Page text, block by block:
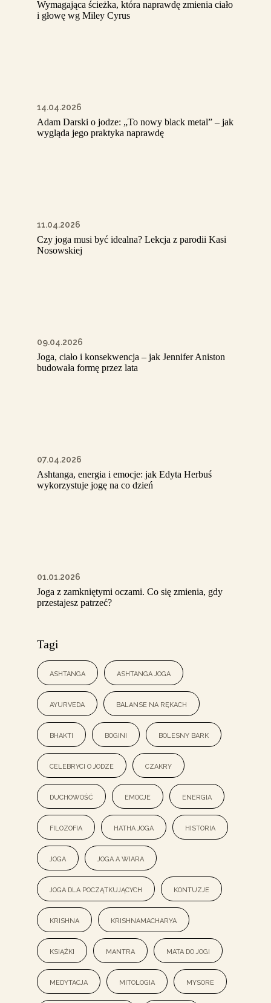
Wymagająca ścieżka, która naprawdę zmienia ciało
i głowę wg Miley Cyrus
14.04.2026
Adam Darski o jodze: „To nowy black metal” – jak
wygląda jego praktyka naprawdę
11.04.2026
Czy joga musi być idealna? Lekcja z parodii Kasi
Nosowskiej
09.04.2026
Joga, ciało i konsekwencja – jak Jennifer Aniston
budowała formę przez lata
07.04.2026
Ashtanga, energia i emocje: jak Edyta Herbuś
wykorzystuje jogę na co dzień
01.01.2026
Joga z zamkniętymi oczami. Co się zmienia, gdy
przestajesz patrzeć?
Tagi
ashtanga ashtanga joga
ayurveda balanse na rękach
bhakti bogini bolesny bark
celebryci o jodze czakry
duchowość emocje energia
filozofia hatha joga historia
joga joga a wiara
joga dla początkujących kontuzje
krishna Krishnamacharya
książki mantra mata do jogi
medytacja mitologia mysore